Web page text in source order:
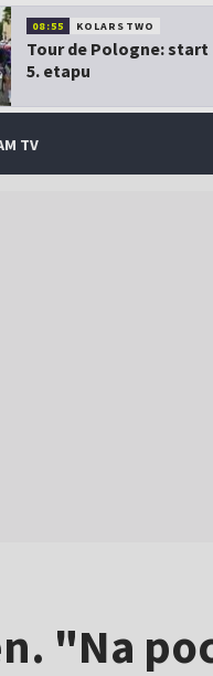
08:55 KOLARSTWO
Tour de Pologne: start
5. etapu
TV
"Na